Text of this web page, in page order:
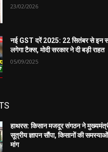
23/02/2026
नई GST दरें 2025: 22 सितंबर से इन
लगेगा टैक्स, मोदी सरकार ने दी बड़ी राहत
05/09/2025
हाथरस: किसान मजदूर संगठन ने
सूत्रीय ज्ञापन सौंपा, किसानों की
मांग